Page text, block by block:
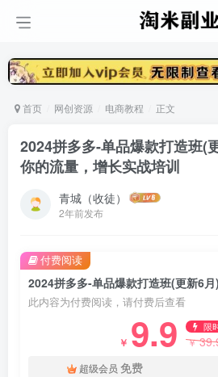
首页 网创资源 电商教程 正文
2024拼多多-单品爆款打造班(
你的流量，增长实战培训
青城（收徒）
2年前发布
此内容为付费阅读，请付费后查看
￥ 9.9 限
￥
超级会员 免费
付费阅读